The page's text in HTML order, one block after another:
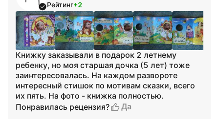
Рейтинг+2
Книжку заказывали в подарок 2 летнему
ребенку, но моя старшая дочка (5 лет) тоже
заинтересовалась. На каждом развороте
интересный стишок по мотивам сказки, всего
их пять. На фото - книжка полностью.
Понравилась рецензия?
Да